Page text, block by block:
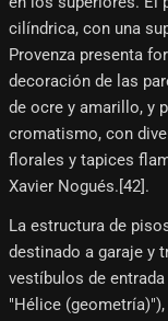
cilíndrica, con una
Provenza presenta
decoración de las
de ocre y amarillo, y
cromatismo, con
florales y tapices
Xavier Nogués.[42]​.
La estructura de
destinado a garaje y
vestíbulos de
"Hélice